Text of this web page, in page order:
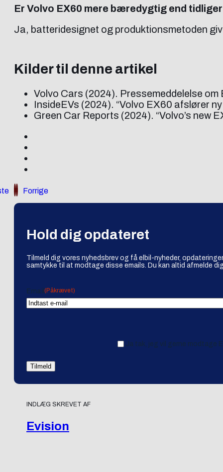
Er Volvo EX60 mere bæredygtig end
Ja, batteridesignet og produktionsmetoden
Kilder til denne artikel
Volvo Cars (2024). Pressemeddelelse
InsideEVs (2024). “Volvo EX60 afslører
Green Car Reports (2024). “Volvo’s new
Forrige
Hold dig opdateret
Tilmeld dig vores nyhedsbrev og få elbil-nyheder,
samtykke til at modtage disse emails. Du kan altid afmelde
Email (Påkrævet)
Ja tak, jeg vil gerne modtage
INDLÆG SKREVET AF
Evision